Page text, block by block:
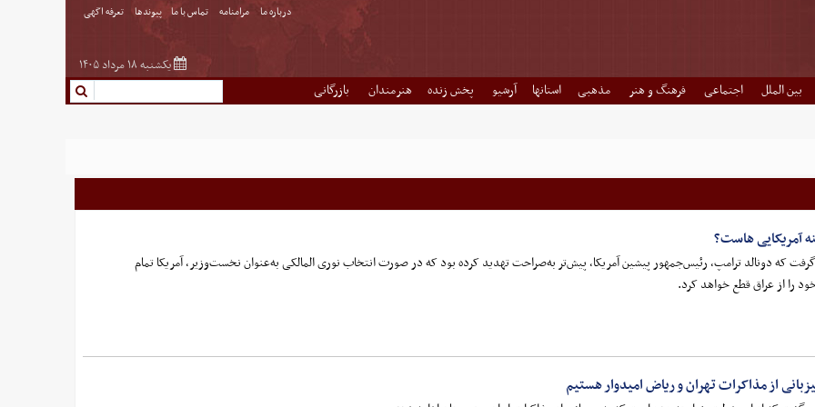
درباره ما مرامنامه تماس با ما پیوندها تعرفه اگهی
یکشنبه ۱۸ مرداد ۱۴۰۵
بین الملل اجتماعی فرهنگ و هنر مذهبی استانها آرشیو پخش زنده هنرمندان
بازرگانی
آمریکایی هاست؟
که دونالد ترامپ، رئیس‌جمهور پیشین آمریکا، پیش‌تر به‌صراحت تهدید کرده بود که در صورت انتخاب نوری المالکی به‌‌عنوان نخست‌وزیر، آمریکا تمام
را از عراق قطع خواهد کرد.
از مذاکرات تهران و ریاض امیدوار هستیم